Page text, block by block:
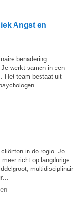
Angst en
benadering
werkt samen in een
Het team bestaat uit
in de regio. Je
richt op langdurige
multidisciplinair
...